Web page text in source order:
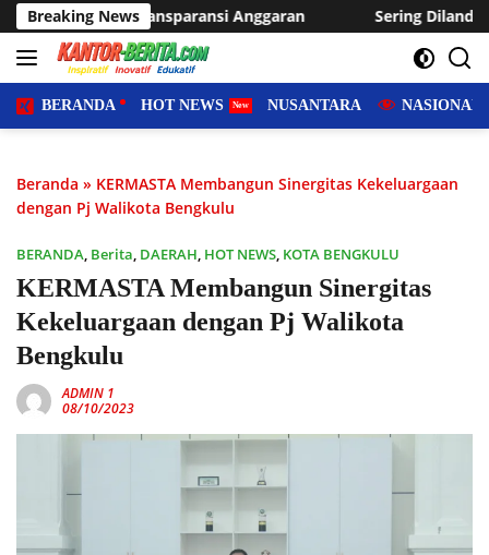
Langsung
ke
konten
Breaking News
Anggaran Sering Dilanda Genangan, Desa
BERANDA HOT NEWS NUSANTARA NASIONAL
Beranda » KERMASTA Membangun Sinergitas Kekeluargaan
dengan Pj Walikota Bengkulu
BERANDA, Berita, DAERAH, HOT NEWS, KOTA BENGKULU
KERMASTA Membangun Sinergitas
Kekeluargaan dengan Pj Walikota
Bengkulu
ADMIN 1
08/10/2023